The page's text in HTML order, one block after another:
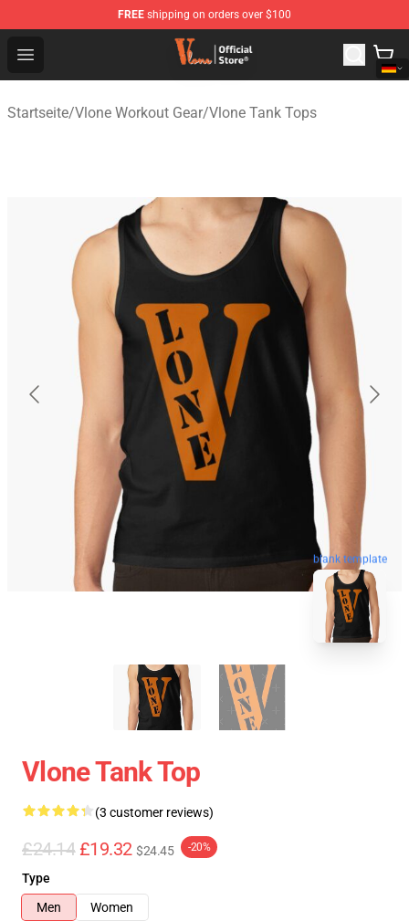
FREE shipping on orders over $100
Open menu
Vlone Shop - Official Vlone Merchandise Store
Startseite/Vlone Workout Gear/Vlone Tank Tops
blank template
Vlone Tank Top
(3 customer reviews)
£24.14 £19.32 $24.45 -20%
Type
Men
Women